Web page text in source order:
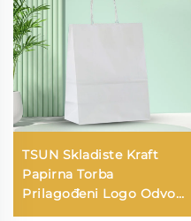
TSUN Skladiste Kraft
Papirna Torba
Prilagođeni Logo Odvoz
i Nova Godina/Božić